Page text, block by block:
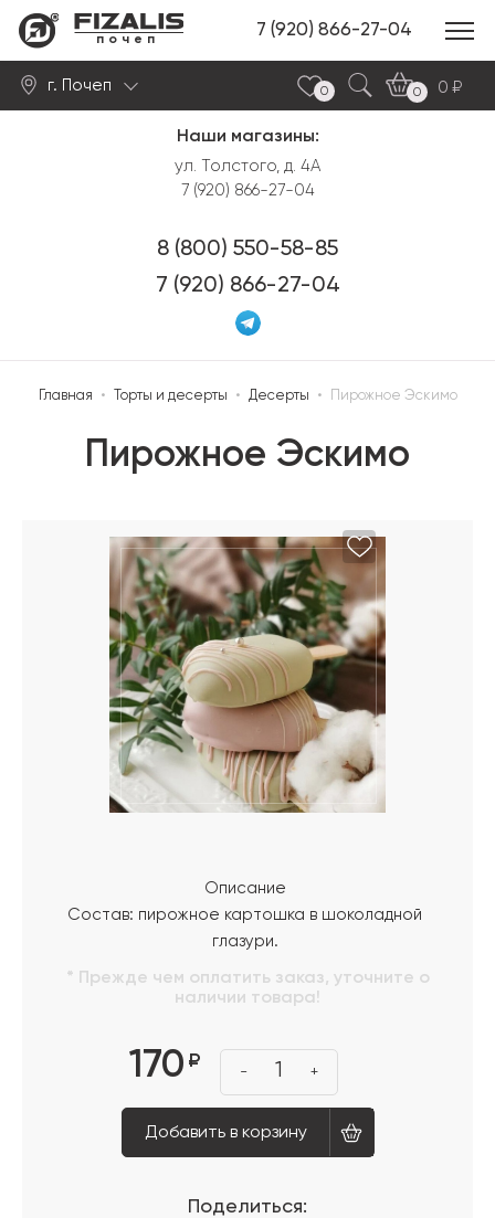
почеп 7 (920) 866-27-04
г. Почеп 0 0
0
Наши магазины:
ул. Толстого, д. 4А
7 (920) 866-27-04
8 (800) 550-58-85
7 (920) 866-27-04
Главная • Торты и десерты • Десерты • Пирожное Эскимо
Пирожное Эскимо
Описание
Состав: пирожное картошка в шоколадной
глазури.
* Прежде чем оплатить заказ, уточните о
наличии товара!
170 ₽
- 1 +
Добавить в корзину
Поделиться: